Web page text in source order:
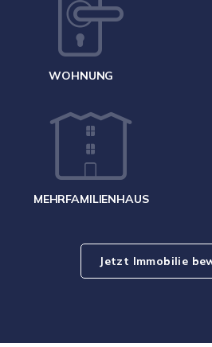
WOHNUNG
MEHRFAMILIENHAUS
Jetzt Immobilie